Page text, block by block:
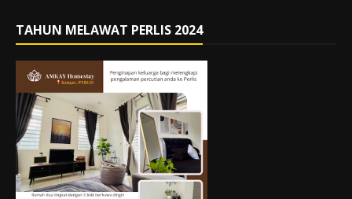
TAHUN MELAWAT PERLIS 2024